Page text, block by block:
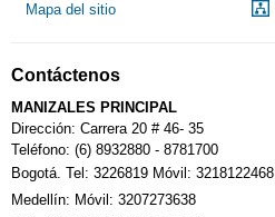
Mapa del sitio
Contáctenos
MANIZALES PRINCIPAL
Dirección: Carrera 20 # 46- 35
Teléfono: (6) 8932880 - 8781700
Bogotá. Tel: 3226819 Móvil: 3218122468
Medellín: Móvil: 3207273638